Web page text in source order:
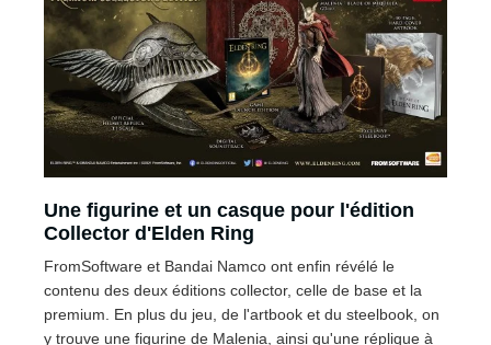
Une figurine et un casque pour l'édition
Collector d'Elden Ring
FromSoftware et Bandai Namco ont enfin révélé le
contenu des deux éditions collector, celle de base et la
premium. En plus du jeu, de l'artbook et du steelbook, on
y trouve une figurine de Malenia, ainsi qu'une réplique à